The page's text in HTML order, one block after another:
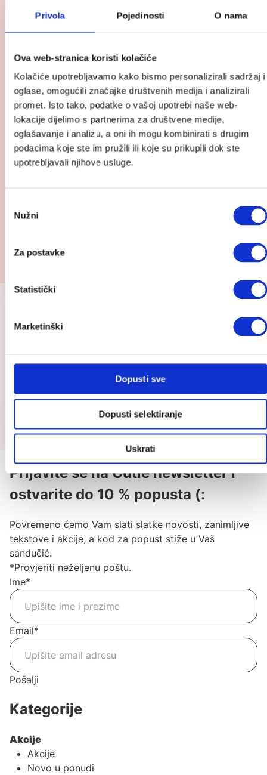
Privola Pojedinosti O nama
Ova web-stranica koristi kolačiće
Kolačiće upotrebljavamo kako bismo personalizirali sadržaj i
oglase, omogućili značajke društvenih medija i analizirali
promet. Isto tako, podatke o vašoj upotrebi naše web-
lokacije dijelimo s partnerima za društvene medije,
oglašavanje i analizu, a oni ih mogu kombinirati s drugim
podacima koje ste im pružili ili koje su prikupili dok ste
upotrebljavali njihove usluge.
pristanka
Nužni
Za postavke
Statistički
Marketinški
Dopusti sve
Dopusti selektiranje
Uskrati
proizvod
za
2u1
Cybex držač za čašu 2u1
Prijavite se na Cutie newsletter i
ostvarite do 10 % popusta (:
Povremeno ćemo Vam slati slatke novosti, zanimljive
tekstove i akcije, a kod za popust stiže u Vaš
sandučić.
*Provjeriti neželjenu poštu.
Ime*
Email*
Pošalji
Kategorije
Akcije
Akcije
Novo u ponudi